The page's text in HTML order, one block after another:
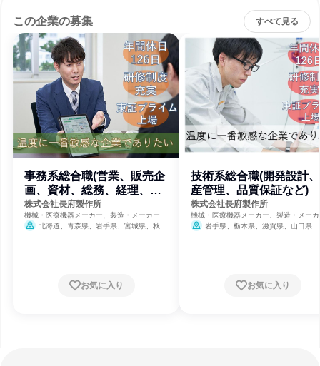
この企業の募集 すべて見る
事務系総合職(営業、販売企
画、資材、総務、経理、シ
ステム)
株式会社長府製作所
機械・医療機器メーカー、製造・メーカー
北海道、青森県、岩手県、宮城県、秋田
お気に入り
技術系総合職(開発設計
産管理、品質保証など)
株式会社長府製作所
機械・医療機器メーカー、製造・メー
岩手県、栃木県、滋賀県、山口県
お気に入り